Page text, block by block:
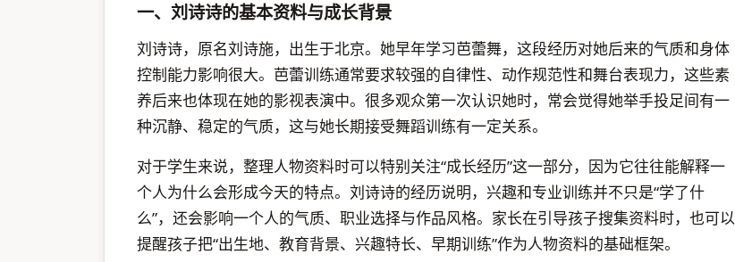
一、刘诗诗的基本资料与成长背景
刘诗诗，原名刘诗施，出生于北京。她早年学习芭蕾舞，这段经历对她后来的气质和身体
控制能力影响很大。芭蕾训练通常要求较强的自律性、动作规范性和舞台表现力，这些素
养后来也体现在她的影视表演中。很多观众第一次认识她时，常会觉得她举手投足间有一
种沉静、稳定的气质，这与她长期接受舞蹈训练有一定关系。
对于学生来说，整理人物资料时可以特别关注“成长经历”这一部分，因为它往往能解释一
个人为什么会形成今天的特点。刘诗诗的经历说明，兴趣和专业训练并不只是“学了什
么”，还会影响一个人的气质、职业选择与作品风格。家长在引导孩子搜集资料时，也可以
提醒孩子把“出生地、教育背景、兴趣特长、早期训练”作为人物资料的基础框架。